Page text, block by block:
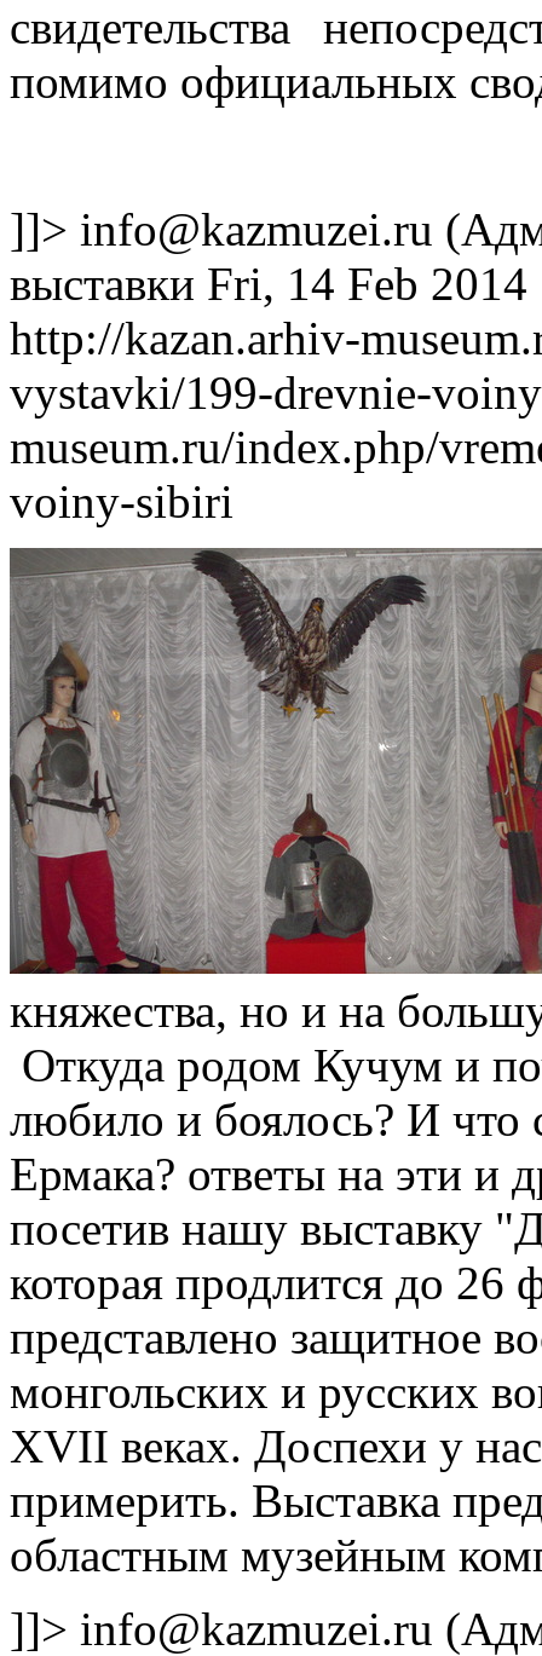
свидетельства
помимо официальных
]]> info@kazmuzei.ru
выставки Fri, 14 Feb
http://kazan.arhiv-
vystavki/199-drevnie-
museum.ru/index.php/
voiny-sibiri
княжества, но и на
Откуда родом Кучум и
любило и боялось? И что
Ермака? ответы на эти и
посетив нашу выставку
которая продлится до 26
представлено защитное
монгольских и русских
XVII веках. Доспехи у
примерить. Выставка
областным музейным
]]> info@kazmuzei.ru